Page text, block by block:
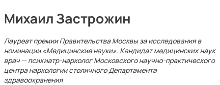
Михаил Застрожин
Лауреат премии Правительства Москвы за исследования в
номинации «Медицинские науки». Кандидат медицинских наук
врач — психиатр-нарколог Московского научно-практического
центра наркологии столичного Департамента
здравоохранения